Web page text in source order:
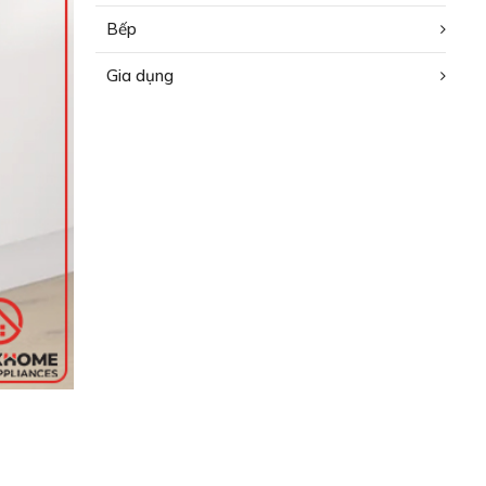
Bếp
Gia dụng